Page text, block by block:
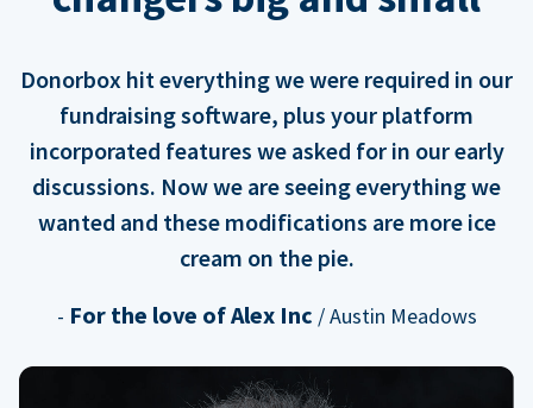
Donorbox hit everything we were required in our
fundraising software, plus your platform
incorporated features we asked for in our early
discussions. Now we are seeing everything we
wanted and these modifications are more ice
cream on the pie.
- For the love of Alex Inc / Austin Meadows